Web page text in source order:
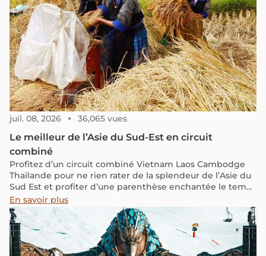
juil. 08, 2026 36,065 vues
Le meilleur de l’Asie du Sud-Est en circuit
combiné
Profitez d’un circuit combiné Vietnam Laos Cambodge
Thaïlande pour ne rien rater de la splendeur de l’Asie du
Sud Est et profiter d’une parenthèse enchantée le temps
d’un voyage authentique.
En savoir plus